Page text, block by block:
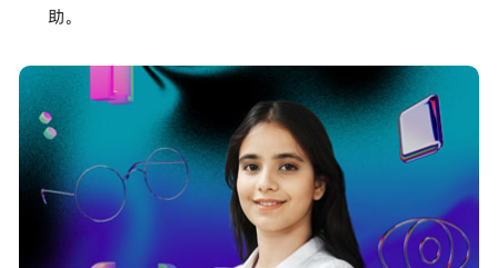
助。